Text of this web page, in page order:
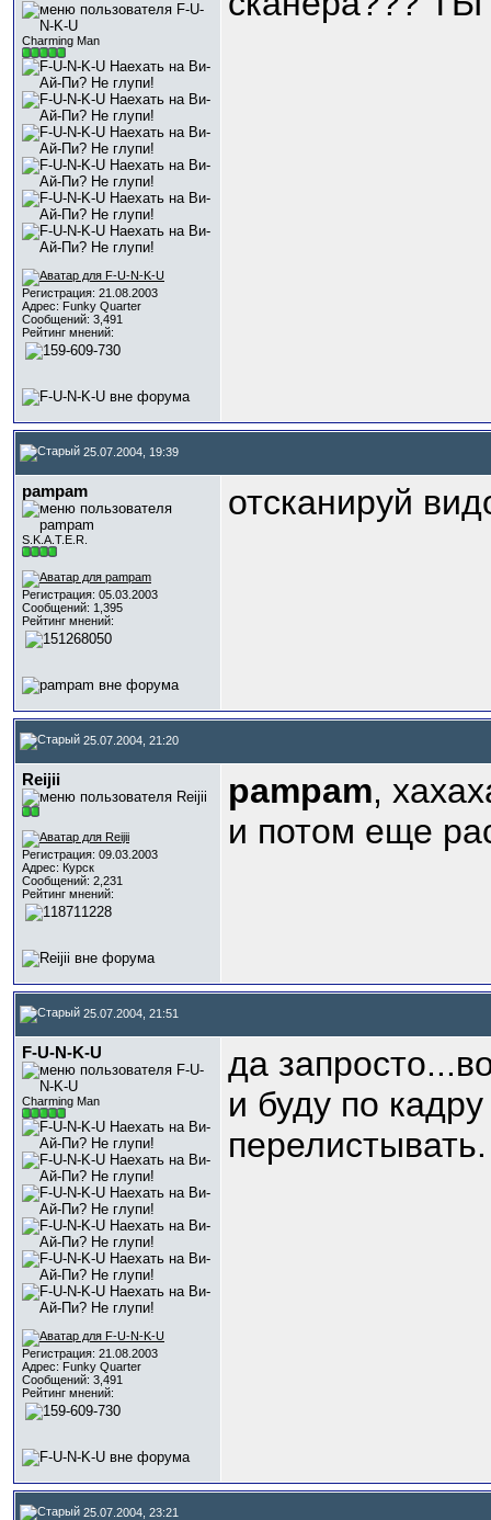
Charming Man
Регистрация: 21.08.2003
Адрес: Funky Quarter
Сообщений: 3,491
Рейтинг мнений:
25.07.2004, 19:39
pampam
S.K.A.T.E.R.
Регистрация: 05.03.2003
Сообщений: 1,395
Рейтинг мнений:
отсканируй
25.07.2004, 21:20
Reijii
Регистрация: 09.03.2003
Адрес: Курск
Сообщений: 2,231
Рейтинг мнений:
pampam,
и потом еще
25.07.2004, 21:51
F-U-N-K-U
Charming Man
Регистрация: 21.08.2003
Адрес: Funky Quarter
Сообщений: 3,491
Рейтинг мнений:
да
и буду по
перелистывать.
25.07.2004, 23:21